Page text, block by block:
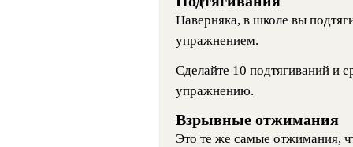
Наверняка, в школе вы
упражнением.
Сделайте 10 подтягиваний и
упражнению.
Взрывные отжимания
Это те же самые отжимания,